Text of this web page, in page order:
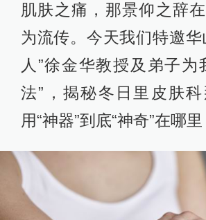
肌肤之痛，那景仰之辞
为流传。今天我们特邀华
人”徐金华教授及弟子为
法”，揭秘冬日里皮肤
用“神器”到底“神奇”在哪里